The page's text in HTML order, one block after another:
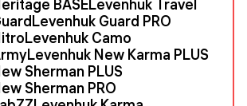
BASELevenhuk Travel
Levenhuk Guard PRO
Levenhuk Camo
Levenhuk New Karma PLUS
Sherman PLUS
Sherman PRO